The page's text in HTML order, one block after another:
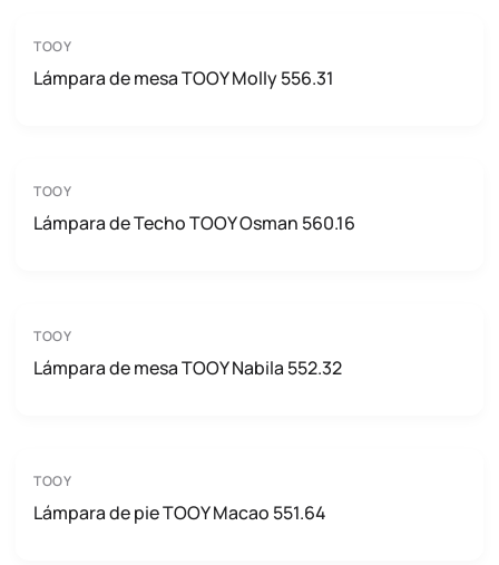
TOOY
Lámpara de mesa TOOY Molly 556.31
TOOY
Lámpara de Techo TOOY Osman 560.16
TOOY
Lámpara de mesa TOOY Nabila 552.32
TOOY
Lámpara de pie TOOY Macao 551.64